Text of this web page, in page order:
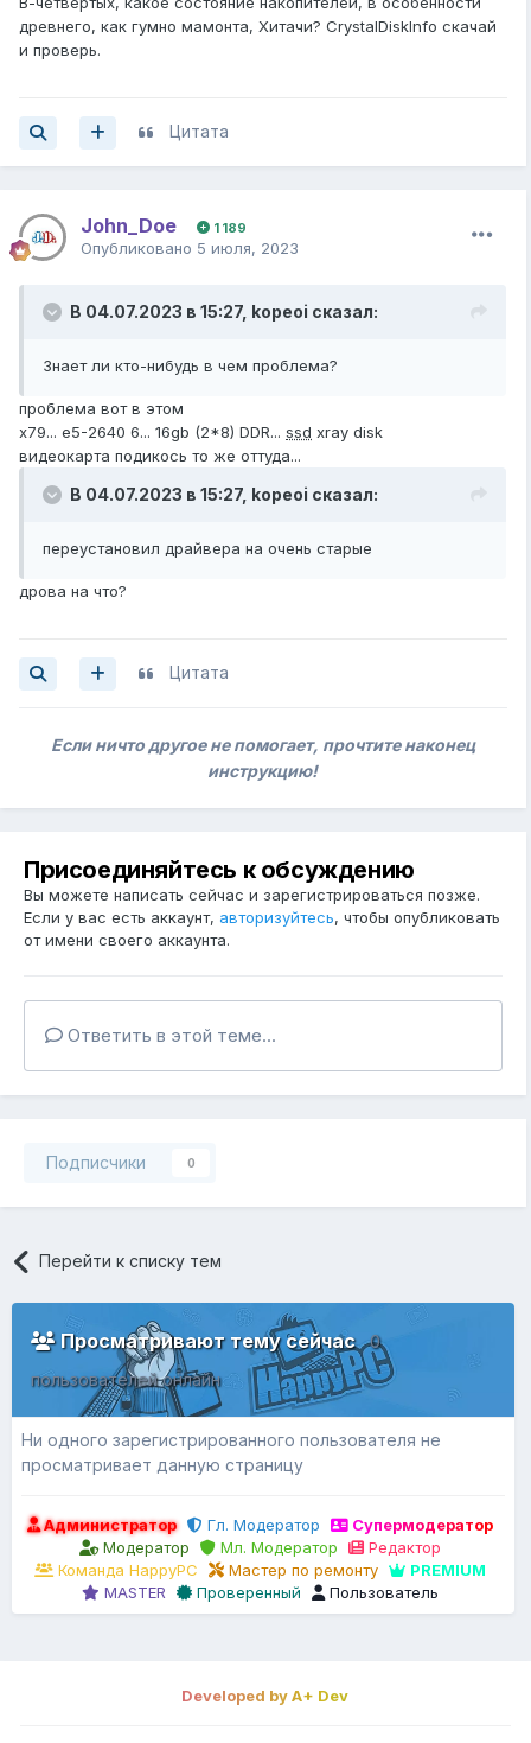
древнего, как гумно мамонта, Хитачи? CrystalDiskInfo скачай
и проверь.
Цитата
John_Doe 1 189
Опубликовано 5 июля, 2023
В 04.07.2023 в 15:27, kopeoi сказал:
Знает ли кто-нибудь в чем проблема?
проблема вот в этом
x79... e5-2640 6... 16gb (2*8) DDR... ssd xray disk
видеокарта подикось то же оттуда...
В 04.07.2023 в 15:27, kopeoi сказал:
переустановил драйвера на очень старые
дрова на что?
Цитата
Если ничто другое не помогает, прочтите наконец
инструкцию!
Присоединяйтесь к обсуждению
Вы можете написать сейчас и зарегистрироваться позже.
Если у вас есть аккаунт, авторизуйтесь, чтобы опубликовать
от имени своего аккаунта.
Ответить в этой теме...
Подписчики 0
Перейти к списку тем
Просматривают тему сейчас0
пользователей онлайн
Ни одного зарегистрированного пользователя не
просматривает данную страницу
Администратор Гл. Модератор
Супермодератор
Модератор
Мл. Модератор
Редактор
Команда HappyPC
Мастер по ремонту
PREMIUM
MASTER
Проверенный Пользователь
Developed by A+ Dev